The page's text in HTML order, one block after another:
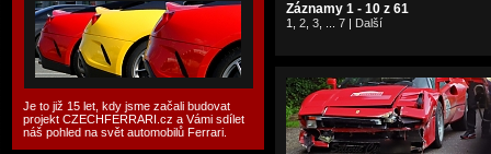
Je to již 15 let, kdy jsme začali budovat
projekt CZECHFERRARI.cz a Vámi sdílet
náš pohled na svět automobilů Ferrari.
Záznamy 1 - 10 z 61
1 2 3 7 | Další